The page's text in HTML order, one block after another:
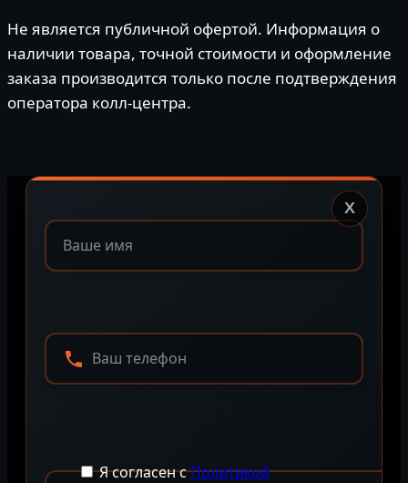
Не является публичной офертой. Информация о
наличии товара, точной стоимости и оформление
заказа производится только после подтверждения
оператора колл-центра.
Я согласен сПолитикой
X